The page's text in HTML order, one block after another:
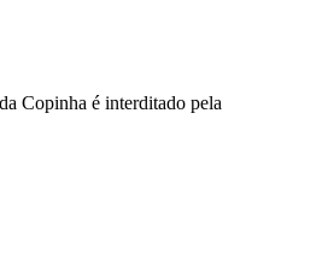
Copinha é interditado pela